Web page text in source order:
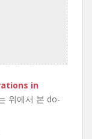
in
위에서 본 do-